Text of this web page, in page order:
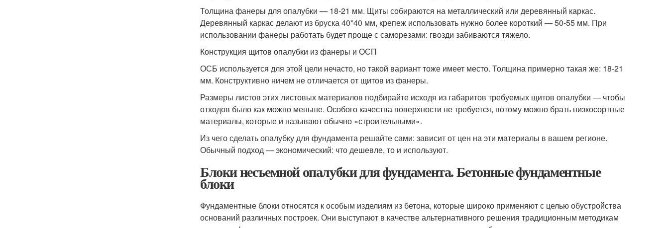
Толщина фанеры для опалубки — 18-21 мм. Щиты собираются на металлический или деревянный каркас.
Деревянный каркас делают из бруска 40*40 мм, крепеж использовать нужно более короткий — 50-55 мм. При
использовании фанеры работать будет проще с саморезами: гвозди забиваются тяжело.
Конструкция щитов опалубки из фанеры и ОСП
ОСБ используется для этой цели нечасто, но такой вариант тоже имеет место. Толщина примерно такая же: 18-21
мм. Конструктивно ничем не отличается от щитов из фанеры.
Размеры листов этих листовых материалов подбирайте исходя из габаритов требуемых щитов опалубки — чтобы
отходов было как можно меньше. Особого качества поверхности не требуется, потому можно брать низкосортные
материалы, которые и называют обычно «строительными».
Из чего сделать опалубку для фундамента решайте сами: зависит от цен на эти материалы в вашем регионе.
Обычный подход — экономический: что дешевле, то и используют.
Блоки несъемной опалубки для фундамента. Бетонные фундаментные
блоки
Фундаментные блоки относятся к особым изделиям из бетона, которые широко применяют с целью обустройства
оснований различных построек. Они выступают в качестве альтернативного решения традиционным методикам